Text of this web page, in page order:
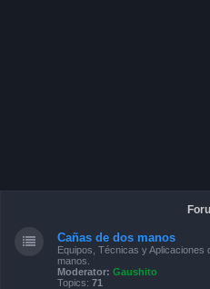
Cañas de dos manos
Equipos, Técnicas y
manos.
Moderator: Gaushito
Topics: 71